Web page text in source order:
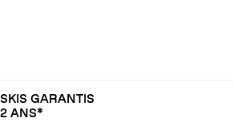
SKIS GARANTIS
2 ANS*